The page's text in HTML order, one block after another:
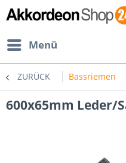
Menü
ZURÜCK Bassriemen
600x65mm Leder/